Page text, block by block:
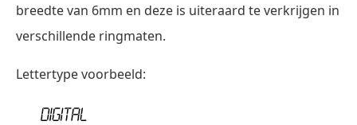
breedte van 6mm en deze is uiteraard te verkrijgen in
verschillende ringmaten.
Lettertype voorbeeld: